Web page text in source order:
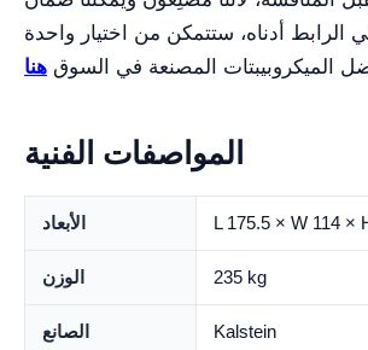
أدناه، ستتمكن من اختيار واحدة
الميكروبيبتات المصنعة في السوق هنا
المواصفات الفنية
الأبعاد L 175.5 × W 114 ×
الوزن 235 kg
الصانع Kalstein